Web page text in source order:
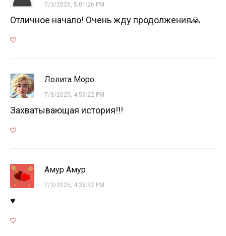
7/3/2025, 5:01:26 PM
Отличное начало! Очень жду продолжения🙏
Лолита Моро
7/3/2025, 4:59:22 PM
Захватывающая история!!!
Амур Амур
7/3/2025, 4:36:32 PM
♥️